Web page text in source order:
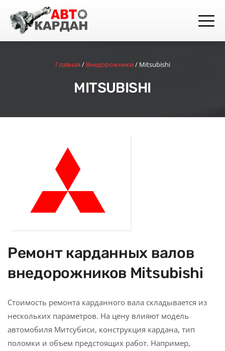
Главная / Внедорожники/ Mitsubishi
MITSUBISHI
Ремонт карданных валов
внедорожников Mitsubishi
Стоимость ремонта карданного вала складывается из
нескольких параметров. На цену влияют модель
автомобиля Митсубиси, конструкция кардана, тип
поломки и объем предстоящих работ. Например,